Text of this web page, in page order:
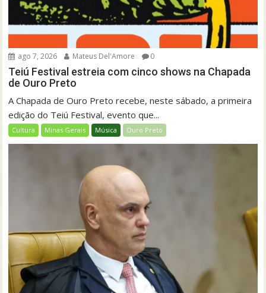
ago 7, 2026 Mateus Del'Amore 0
Teiú Festival estreia com cinco shows na Chapada
de Ouro Preto
A Chapada de Ouro Preto recebe, neste sábado, a primeira
edição do Teiú Festival, evento que...
Cultura Minas Gerais Música Ouro Preto